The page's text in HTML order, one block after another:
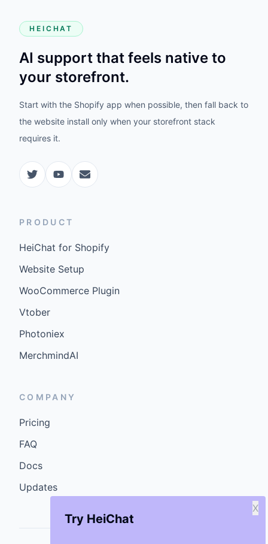
Try HeiChat
X
HEICHAT
AI support that feels native to
your storefront.
Start with the Shopify app when possible, then fall back to
the website install only when your storefront stack
requires it.
PRODUCT
HeiChat for Shopify
Website Setup
WooCommerce Plugin
Vtober
Photoniex
MerchmindAI
COMPANY
Pricing
FAQ
Docs
Updates